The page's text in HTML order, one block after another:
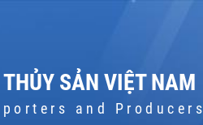
SẢN VIỆT NAM
and Producers